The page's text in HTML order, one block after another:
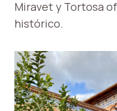
Miravet y Tortosa
histórico.